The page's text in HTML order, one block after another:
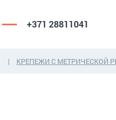
+371 28811041
КРЕПЕЖИ С МЕТРИЧЕСКОЙ